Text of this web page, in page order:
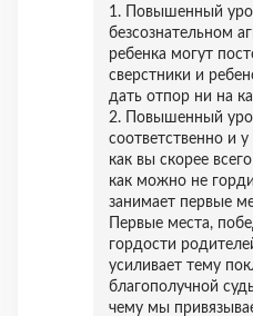
1. Повышенный
безсознательном
ребенка могут
сверстники и
дать отпор ни на
2. Повышенный
соответственно и
как вы скорее
как можно не
занимает первые
Первые места,
гордости
усиливает тему
благополучной
чему мы